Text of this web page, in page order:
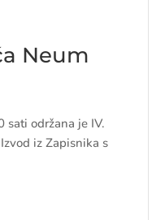
Neum
sati održana je IV.
iz Zapisnika s